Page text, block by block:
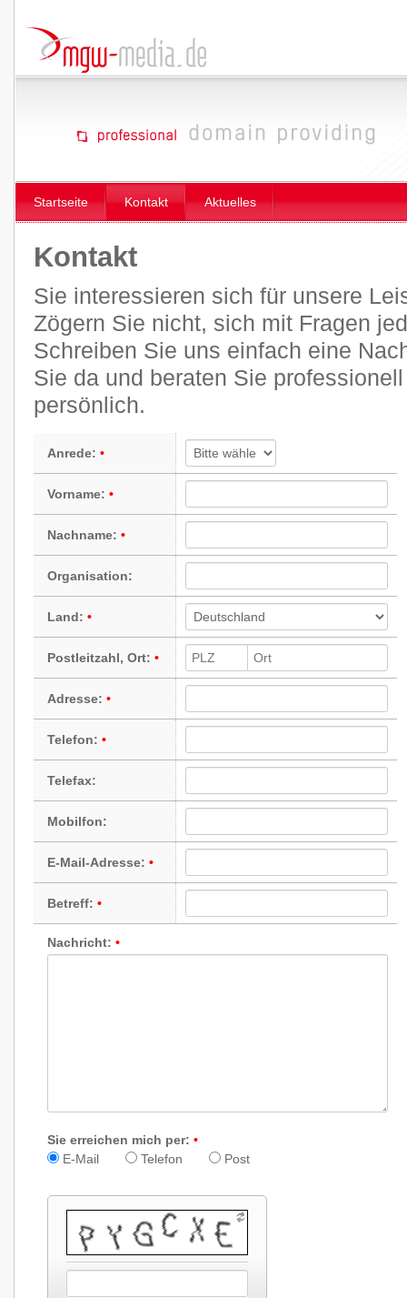
Startseite Kontakt Aktuelles
Kontakt
Sie interessieren sich für unsere
Zögern Sie nicht, sich mit Fragen
Schreiben Sie uns einfach eine
Sie da und beraten Sie
persönlich.
Anrede:
Vorname:
Nachname:
Organisation:
Land:
Postleitzahl, Ort:
Adresse:
Telefon:
Telefax:
Mobilfon:
E-Mail-Adresse:
Betreff:
Nachricht:
Sie erreichen mich per:
E-Mail
Telefon Post